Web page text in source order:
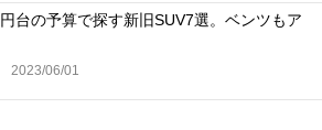
台の予算で探す新旧SUV7選。ベンツもア
2023/06/01